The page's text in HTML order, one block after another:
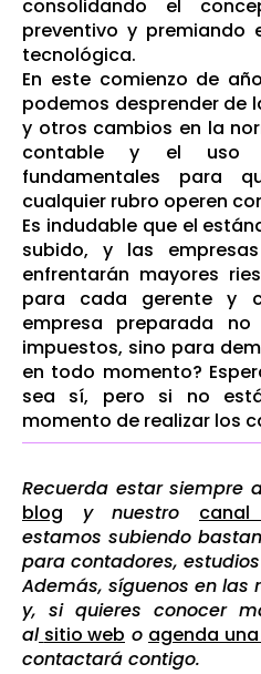
consolidando el
preventivo y premiando
tecnológica.
En este comienzo de
podemos desprender de
y otros cambios en la
contable y el uso
fundamentales para
cualquier rubro operen
Es indudable que el
subido, y las
enfrentarán mayores
para cada gerente y
empresa preparada
impuestos, sino para
en todo momento?
sea sí, pero si no
momento de realizar los
Recuerda estar siempre
blog y nuestro
estamos subiendo
para contadores,
Además, síguenos en las
y, si quieres conocer
al sitio web o agenda
contactará contigo.